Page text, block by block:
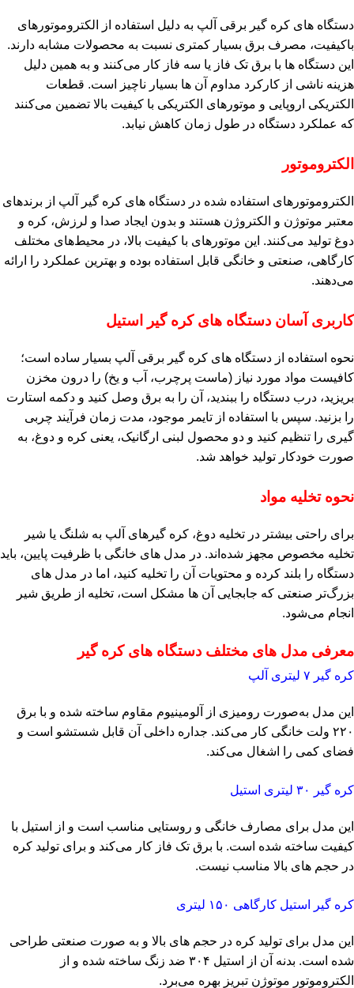
دستگاه‌ های کره‌ گیر برقی آلپ به دلیل استفاده از الکتروموتورهای
باکیفیت، مصرف برق بسیار کمتری نسبت به محصولات مشابه دارند.
این دستگاه‌ ها با برق تک فاز یا سه فاز کار می‌کنند و به همین دلیل
هزینه ناشی از کارکرد مداوم آن‌ ها بسیار ناچیز است. قطعات
الکتریکی اروپایی و موتورهای الکتریکی با کیفیت بالا تضمین می‌کنند
که عملکرد دستگاه در طول زمان کاهش نیابد.
الکتروموتور
الکتروموتورهای استفاده شده در دستگاه‌ های کره‌ گیر آلپ از برندهای
معتبر موتوژن و الکتروژن هستند و بدون ایجاد صدا و لرزش، کره و
دوغ تولید می‌کنند. این موتورهای با کیفیت بالا، در محیط‌های مختلف
کارگاهی، صنعتی و خانگی قابل استفاده بوده و بهترین عملکرد را ارائه
می‌دهند.
کاربری آسان دستگاه‌ های کره‌ گیر استیل
نحوه استفاده از دستگاه‌ های کره‌ گیر برقی آلپ بسیار ساده است؛
کافیست مواد مورد نیاز (ماست پرچرب، آب و یخ) را درون مخزن
بریزید، درب دستگاه را ببندید، آن را به برق وصل کنید و دکمه استارت
را بزنید. سپس با استفاده از تایمر موجود، مدت زمان فرآیند چربی‌
گیری را تنظیم کنید و دو محصول لبنی ارگانیک، یعنی کره و دوغ، به‌
صورت خودکار تولید خواهد شد.
نحوه تخلیه مواد
برای راحتی بیشتر در تخلیه دوغ، کره‌ گیرهای آلپ به شلنگ یا شیر
تخلیه مخصوص مجهز شده‌اند. در مدل‌ های خانگی با ظرفیت پایین، باید
دستگاه را بلند کرده و محتویات آن را تخلیه کنید، اما در مدل‌ های
بزرگ‌تر صنعتی که جابجایی آن‌ ها مشکل است، تخلیه از طریق شیر
انجام می‌شود.
معرفی مدل‌ های مختلف دستگاه‌ های کره‌ گیر
کره‌ گیر ۷ لیتری آلپ
این مدل به‌صورت رومیزی از آلومینیوم مقاوم ساخته شده و با برق
۲۲۰ ولت خانگی کار می‌کند. جداره داخلی آن قابل شستشو است و
فضای کمی را اشغال می‌کند.
کره‌ گیر ۳۰ لیتری استیل
این مدل برای مصارف خانگی و روستایی مناسب است و از استیل با
کیفیت ساخته شده است. با برق تک فاز کار می‌کند و برای تولید کره
در حجم‌ های بالا مناسب نیست.
کره‌ گیر استیل کارگاهی ۱۵۰ لیتری
این مدل برای تولید کره در حجم‌ های بالا و به صورت صنعتی طراحی
شده است. بدنه آن از استیل ۳۰۴ ضد زنگ ساخته شده و از
الکتروموتور موتوژن تبریز بهره می‌برد.